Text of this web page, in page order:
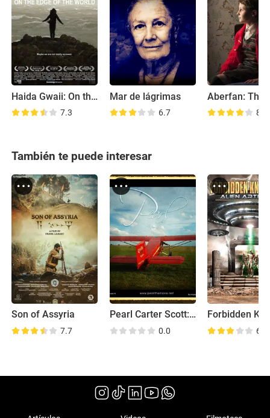
Haida Gwaii: On the Edge of the World
7.3
Mar de lágrimas
6.7 8.1
También te puede interesar
Son of Assyria
7.7
Pearl Carter Scott: On Top of the World
0.0 6.4